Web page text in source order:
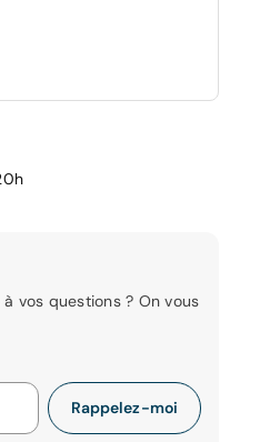
vos questions ? On vous
Rappelez-moi